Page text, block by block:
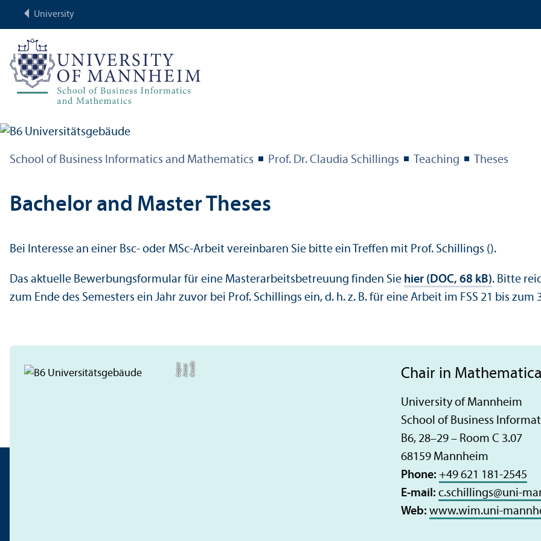
University
School of Business Informatics and Mathematics Prof. Dr. Claudia Schillings Teaching Theses
Bachelor and Master Theses
Bei Interesse an einer Bsc- oder MSc-Arbeit vereinbaren Sie bitte ein Treffen mit Prof. Schillings ().
Das aktuelle Bewerbungsformular für eine Masterarbeitsbetreuung finden Sie hier (DOC, 68 kB). Bitte
zum Ende des Semesters ein Jahr zuvor bei Prof. Schillings ein, d. h. z. B. für eine Arbeit im FSS 21 bis zum
C
r
e
dit:
A
n
n
aL
o
g
u
e Chair in
University of Mannheim
School of Business
B6, 28–29 – Room C 3.07
68159 Mannheim
Phone: +49 621 181-2545
E-mail: c.schillings@uni-
Web: www.wim.uni-